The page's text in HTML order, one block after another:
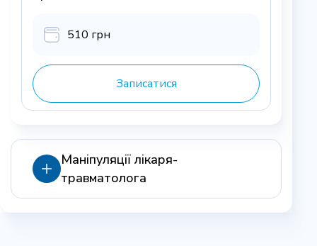
510 грн
Записатися
Маніпуляції лікаря-
травматолога
Пункція суглоба